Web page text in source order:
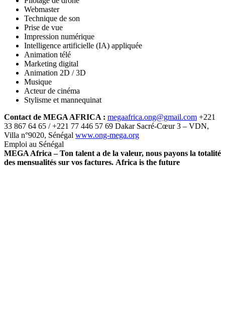
Webmaster
Technique de son
Prise de vue
Impression numérique
Intelligence artificielle (IA) appliquée
Animation télé
Marketing digital
Animation 2D / 3D
Musique
Acteur de cinéma
Stylisme et mannequinat
Contact de MEGA AFRICA : megaafrica.ong@gmail.com +221
33 867 64 65 / +221 77 446 57 69 Dakar Sacré-Cœur 3 – VDN,
Villa n°9020, Sénégal www.ong-mega.org
Emploi au Sénégal
MEGA Africa – Ton talent a de la valeur, nous payons la totalité
des mensualités sur vos factures. Africa is the future